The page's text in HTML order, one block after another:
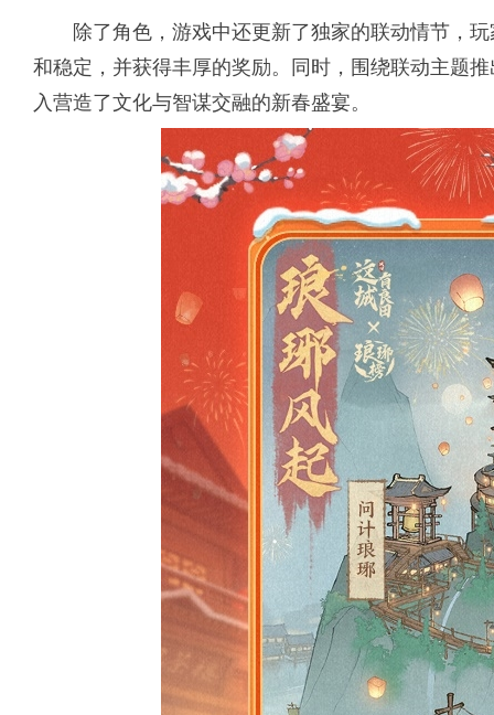
除了角色，游戏中还更新了独家的联动情节，
和稳定，并获得丰厚的奖励。同时，围绕联动主题
入营造了文化与智谋交融的新春盛宴。